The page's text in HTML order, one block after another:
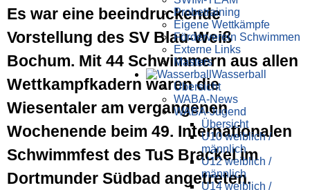
Probe­training
Eigene Wettkämpfe
Förderverein Schwimmen
Externe Links
Masters
Wasser­ball
Übersicht
WABA-News
WABA-Jugend
Übersicht
U10 weiblich /
männlich
U12 weiblich /
männlich
U14 weiblich /
Es war eine beeindruckende
Vorstellung des SV Blau-Weiß
Bochum. Mit 44 Schwimmern aus allen
Wettkampfkadern waren die
Wiesentaler am vergangenen
Wochenende beim 49. Internationalen
Schwimmfest des TuS Brackel im
Dortmunder Südbad angetreten.